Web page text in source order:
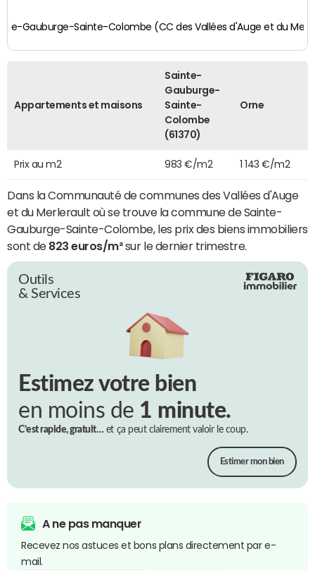
Gauburge-Sainte-Colombe (CC des Vallées d'Auge et du
Appartements et maisons
Sainte-
Gauburge-
Sainte-
Colombe
(61370)
Orne
Prix au m2 983 €/m2 1 143 €/m2
Dans la Communauté de communes des Vallées d'Auge
et du Merlerault où se trouve la commune de Sainte-
Gauburge-Sainte-Colombe, les prix des biens immobiliers
sont de 823 euros/m²sur le dernier trimestre.
Outils
& Services
Estimez votre bien
en moins de 1 minute.
C’est rapide, gratuit…et ça peut clairement valoir le coup.
Estimer mon bien
A ne pas manquer
Recevez nos astuces et bons plans directement par e-
mail.